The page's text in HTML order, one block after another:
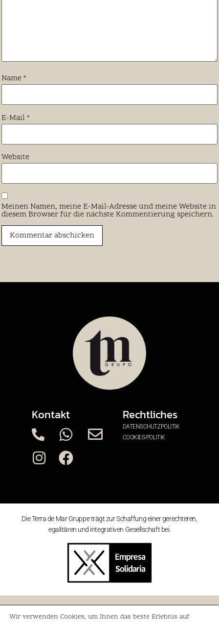
Name*
E-Mail *
Website
Meinen Namen, meine E-Mail-Adresse und meine Website in
diesem Browser für die nächste Kommentierung speichern.
Kontakt Rechtliches
DATENSCHUTZPOLITIK
COOKIES-POLITIK
Die Terra de Mar Gruppe trägt zur Schaffung einer gerechteren,
egalitären und integrativen Gesellschaft bei.
Wir verwenden Cookies, um Ihnen das beste Erlebnis auf